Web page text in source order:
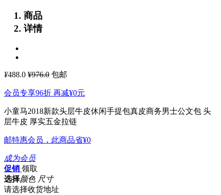
商品
详情
¥488.0 ¥976.0 包邮
会员专享96折 再减¥0元
小童马2018新款头层牛皮休闲手提包真皮商务男士公文包 头
层牛皮 厚实五金拉链
邮特惠会员，此商品省¥0
成为会员
促销 领取
选择颜色 尺寸
请选择收货地址